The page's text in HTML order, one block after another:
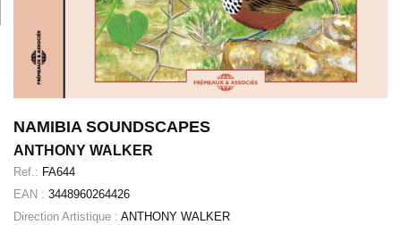
NAMIBIA SOUNDSCAPES
ANTHONY WALKER
Ref.: FA644
EAN : 3448960264426
Direction Artistique : ANTHONY WALKER